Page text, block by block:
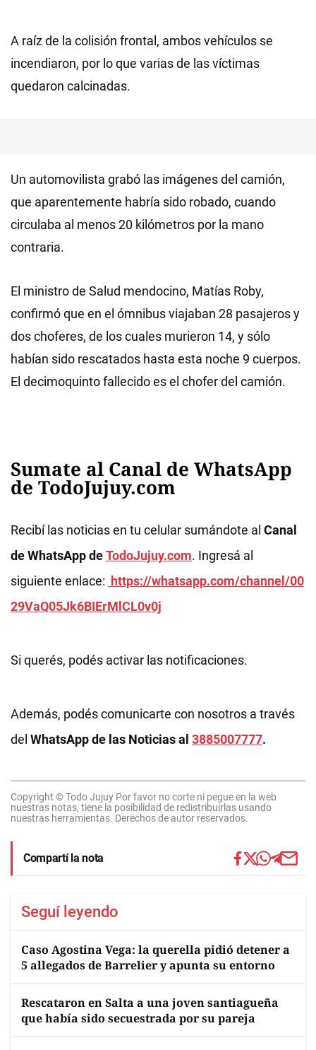
A raíz de la colisión frontal, ambos vehículos se
incendiaron, por lo que varias de las víctimas
quedaron calcinadas.
Un automovilista grabó las imágenes del camión,
que aparentemente habría sido robado, cuando
circulaba al menos 20 kilómetros por la mano
contraria.
El ministro de Salud mendocino, Matías Roby,
confirmó que en el ómnibus viajaban 28 pasajeros y
dos choferes, de los cuales murieron 14, y sólo
habían sido rescatados hasta esta noche 9 cuerpos.
El decimoquinto fallecido es el chofer del camión.
Sumate al Canal de WhatsApp
de TodoJujuy.com
Recibí las noticias en tu celular sumándote al Canal
de WhatsApp deTodoJujuy.com. Ingresá al
siguiente enlace: https://whatsapp.com/channel/00
29VaQ05Jk6BIErMlCL0v0j
Si querés, podés activar las notificaciones.
Además, podés comunicarte con nosotros a través
del WhatsApp de las Noticias al 3885007777.
Copyright © Todo Jujuy Por favor no corte ni pegue en la web
nuestras notas, tiene la posibilidad de redistribuirlas usando
nuestras herramientas. Derechos de autor reservados.
Compartí la nota
Seguí leyendo
Caso Agostina Vega: la querella pidió detener a
5 allegados de Barrelier y apunta su entorno
Rescataron en Salta a una joven santiagueña
que había sido secuestrada por su pareja